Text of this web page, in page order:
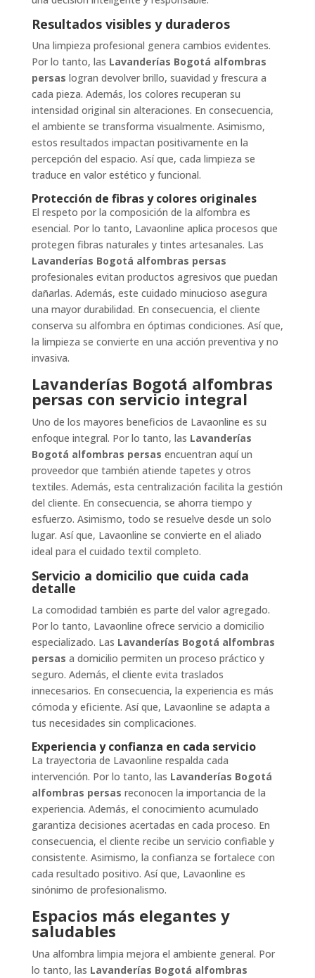
Resultados visibles y duraderos
Una limpieza profesional genera cambios evidentes.
Por lo tanto, las Lavanderías Bogotá alfombras
persas logran devolver brillo, suavidad y frescura a
cada pieza. Además, los colores recuperan su
intensidad original sin alteraciones. En consecuencia,
el ambiente se transforma visualmente. Asimismo,
estos resultados impactan positivamente en la
percepción del espacio. Así que, cada limpieza se
traduce en valor estético y funcional.
Protección de fibras y colores originales
El respeto por la composición de la alfombra es
esencial. Por lo tanto, Lavaonline aplica procesos que
protegen fibras naturales y tintes artesanales. Las
Lavanderías Bogotá alfombras persas
profesionales evitan productos agresivos que puedan
dañarlas. Además, este cuidado minucioso asegura
una mayor durabilidad. En consecuencia, el cliente
conserva su alfombra en óptimas condiciones. Así que,
la limpieza se convierte en una acción preventiva y no
invasiva.
Lavanderías Bogotá alfombras
persas con servicio integral
Uno de los mayores beneficios de Lavaonline es su
enfoque integral. Por lo tanto, las Lavanderías
Bogotá alfombras persas encuentran aquí un
proveedor que también atiende tapetes y otros
textiles. Además, esta centralización facilita la gestión
del cliente. En consecuencia, se ahorra tiempo y
esfuerzo. Asimismo, todo se resuelve desde un solo
lugar. Así que, Lavaonline se convierte en el aliado
ideal para el cuidado textil completo.
Servicio a domicilio que cuida cada
detalle
La comodidad también es parte del valor agregado.
Por lo tanto, Lavaonline ofrece servicio a domicilio
especializado. Las Lavanderías Bogotá alfombras
persas a domicilio permiten un proceso práctico y
seguro. Además, el cliente evita traslados
innecesarios. En consecuencia, la experiencia es más
cómoda y eficiente. Así que, Lavaonline se adapta a
tus necesidades sin complicaciones.
Experiencia y confianza en cada servicio
La trayectoria de Lavaonline respalda cada
intervención. Por lo tanto, las Lavanderías Bogotá
alfombras persas reconocen la importancia de la
experiencia. Además, el conocimiento acumulado
garantiza decisiones acertadas en cada proceso. En
consecuencia, el cliente recibe un servicio confiable y
consistente. Asimismo, la confianza se fortalece con
cada resultado positivo. Así que, Lavaonline es
sinónimo de profesionalismo.
Espacios más elegantes y
saludables
Una alfombra limpia mejora el ambiente general. Por
lo tanto, las Lavanderías Bogotá alfombras